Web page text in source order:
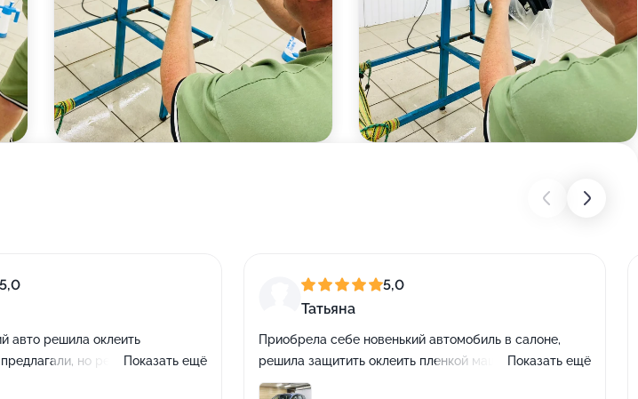
5,0
авто решила оклеить
но решила сделать в
Wrap GPA, я обратилась к
Показать ещё
5,0
Татьяна
Приобрела себе новенький автомобиль в салоне,
решила защитить оклеить пленкой машинку. В салоне
цены были заоблачные решила найти студию.
Показать ещё